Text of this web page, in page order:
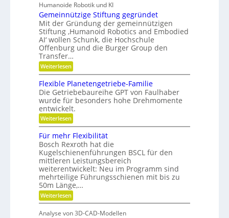
r
ä
z
i
s
i
o
n
l
i
ä
t
,
y
n
a
m
i
k
u
n
d
P
l
a
t
z
e
i
F
r
s
t
e
n
,
e
i
n
e
V
e
r
a
n
t
w
o
r
t
u
n
g
Humanoide Robotik und KI
Gemeinnützige Stiftung gegründet
Mit der Gründung der gemeinnützigen
Stiftung ‚Humanoid Robotics and Embodied
AI‘ wollen Schunk, die Hochschule
Offenburg und die Burger Group den
Transfer…
Weiterlesen:
G
e
m
e
i
n
n
ü
z
i
g
e
S
t
i
f
t
u
g
Flexible Planetengetriebe-Familie
Die Getriebebaureihe GPT von Faulhaber
wurde für besonders hohe Drehmomente
entwickelt.
Weiterlesen:
F
e
x
i
b
l
e
P
l
a
n
e
Für mehr Flexibilität
Bosch Rexroth hat die
Kugelschienenführungen BSCL für den
mittleren Leistungsbereich
weiterentwickelt: Neu im Programm sind
mehrteilige Führungsschienen mit bis zu
50m Länge,…
Weiterlesen:
F
r
Analyse von 3D-CAD-Modellen